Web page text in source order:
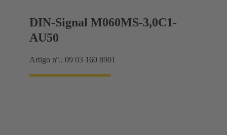
DIN-Signal M060MS-3,0C1-
AU50
Artigo nº.: 09 03 160 8901